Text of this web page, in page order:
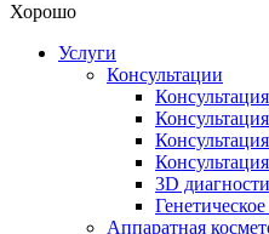
Хорошо
Услуги
Консультации
3D
Аппаратная